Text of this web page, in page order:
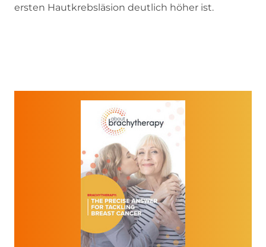
ersten Hautkrebsläsion deutlich höher ist.